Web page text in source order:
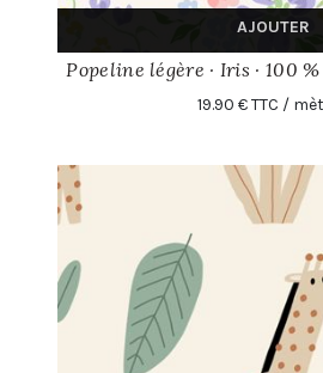
AJOUTER
Popeline légère · Iris · 100
19.90 € TTC /